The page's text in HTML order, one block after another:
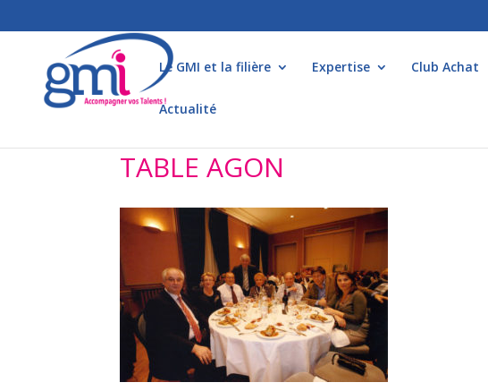
Le GMI et la filière Expertise Club Achat
Actualité
TABLE AGON